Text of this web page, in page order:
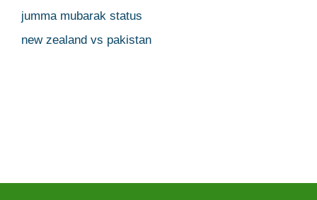
jumma mubarak status
new zealand vs pakistan